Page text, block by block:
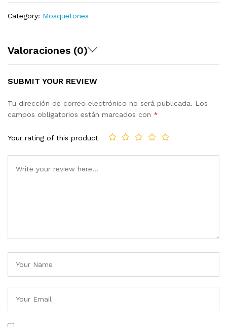
Category: Mosquetones
Valoraciones (0)
SUBMIT YOUR REVIEW
Tu dirección de correo electrónico no será publicada. Los
campos obligatorios están marcados con *
Your rating of this product